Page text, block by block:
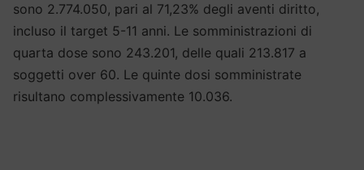
sono 2.774.050, pari al 71,23% degli aventi diritto,
incluso il target 5-11 anni. Le somministrazioni di
quarta dose sono 243.201, delle quali 213.817 a
soggetti over 60. Le quinte dosi somministrate
risultano complessivamente 10.036.